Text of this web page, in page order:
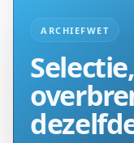
ARCHIEFWET